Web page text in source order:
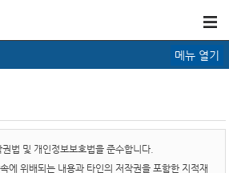
메뉴 열기
법 및 개인정보보호법을 준수합니다.
에 위배되는 내용과 타인의 저작권을 포함한 지적재